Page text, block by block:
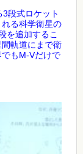
段式ロケット
る科学衛星の
を追加するこ
軌道にまで衛
もM-Vだけで